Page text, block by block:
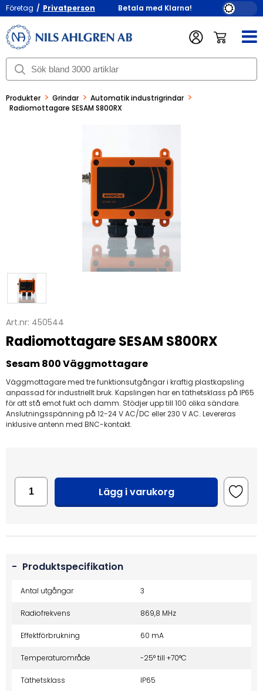
Företag / Privatperson Betala med Klarna!
Produkter > Grindar > Automatik industrigrindar >
Radiomottagare SESAM S800RX
Art.nr: 450544
Radiomottagare SESAM S800RX
Sesam 800 Väggmottagare
Väggmottagare med tre funktionsutgångar i kraftig plastkapsling
anpassad för industriellt bruk. Kapslingen har en täthetsklass på IP65
för att stå emot fukt och damm. Stödjer upp till 100 olika sändare.
Anslutningsspänning på 12-24 V AC/DC eller 230 V AC. Levereras
inklusive antenn med BNC-kontakt.
Lägg i varukorg
- Produktspecifikation
Antal utgångar 3
Radiofrekvens 869,8 MHz
Effektförbrukning 60 mA
Temperaturområde -25° till +70°C
Täthetsklass IP65